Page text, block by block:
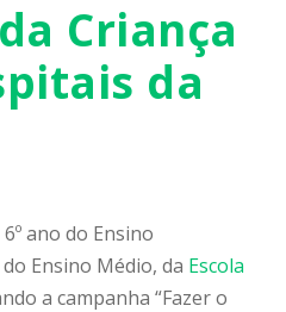
Criança
da
ano do Ensino
Ensino Médio, da Escola
a campanha “Fazer o